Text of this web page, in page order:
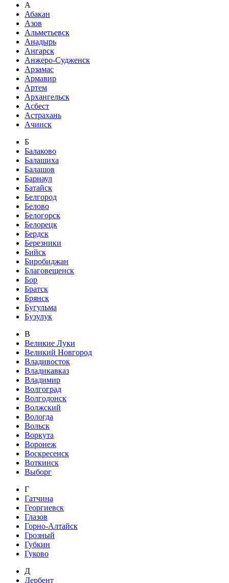
А
Абакан
Азов
Альметьевск
Анадырь
Ангарск
Анжеро-Судженск
Арзамас
Армавир
Артем
Архангельск
Асбест
Астрахань
Ачинск
Б
Балаково
Балашиха
Балашов
Барнаул
Батайск
Белгород
Белово
Белогорск
Белорецк
Бердск
Березники
Бийск
Биробиджан
Благовещенск
Бор
Братск
Брянск
Бугульма
Бузулук
В
Великие Луки
Великий Новгород
Владивосток
Владикавказ
Владимир
Волгоград
Волгодонск
Волжский
Вологда
Вольск
Воркута
Воронеж
Воскресенск
Воткинск
Выборг
Г
Гатчина
Георгиевск
Глазов
Горно-Алтайск
Грозный
Губкин
Гуково
Д
Дербент